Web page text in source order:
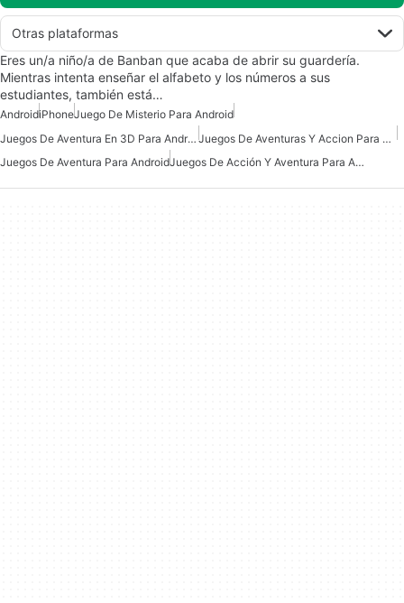
Otras plataformas
Eres un/a niño/a de Banban que acaba de abrir su guardería.
Mientras intenta enseñar el alfabeto y los números a sus
estudiantes, también está…
AndroidiPhoneJuego De Misterio Para Android
Juegos De Aventura En 3D Para Android
Juegos De Aventuras Y Accion Para Android
Juegos De Aventura Para Android
Juegos De Acción Y Aventura Para Android